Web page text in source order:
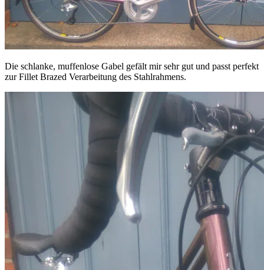
Die schlanke, muffenlose Gabel gefält mir sehr gut und passt perfekt
zur Fillet Brazed Verarbeitung des Stahlrahmens.